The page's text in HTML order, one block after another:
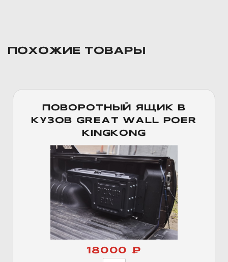
ПОХОЖИЕ ТОВАРЫ
ПОВОРОТНЫЙ ЯЩИК В
КУЗОВ GREAT WALL POER
KINGKONG
18000 ₽